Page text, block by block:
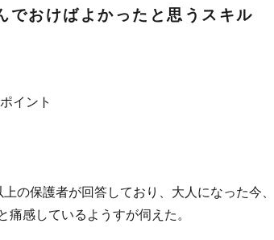
でおけばよかったと思うスキル
イント
の保護者が回答しており、大人になった今、
感しているようすが伺えた。